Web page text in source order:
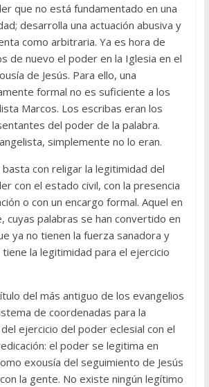
que no está fundamentado en una
desarrolla una actuación abusiva y
como arbitraria. Ya es hora de
de nuevo el poder en la Iglesia en el
de Jesús. Para ello, una
formal no es suficiente a los
Marcos. Los escribas eran los
del poder de la palabra.
simplemente no lo eran.
con religar la legitimidad del
con el estado civil, con la presencia
o con un encargo formal. Aquel en
cuyas palabras se han convertido en
ya no tienen la fuerza sanadora y
la legitimidad para el ejercicio
del más antiguo de los evangelios
de coordenadas para la
ejercicio del poder eclesial con el
el poder se legitima en
exousía del seguimiento de Jesús
la gente. No existe ningún legítimo